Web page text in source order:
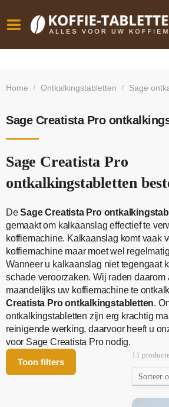
besteld,
bij orders
Home / Ontkalkingstabletten / Sage
Sage Creatista Pro
Sage Creatista Pro
ontkalkingstabletten
DeSage Creatista Pro
gemaakt om kalkaanslag effectief te
koffiemachine. Kalkaanslag komt vaak
koffiemachine maar moet wel
Wanneer u kalkaanslag niet tegengaat
schade veroorzaken. Wij raden daarom
maandelijks uw koffiemachine te
Creatista Pro ontkalkingstabletten.
ontkalkingstabletten zijn erg krachtig
reinigende werking, daarvoor heeft u
voor Sage Creatista Pro nodig.
Toon filters
11